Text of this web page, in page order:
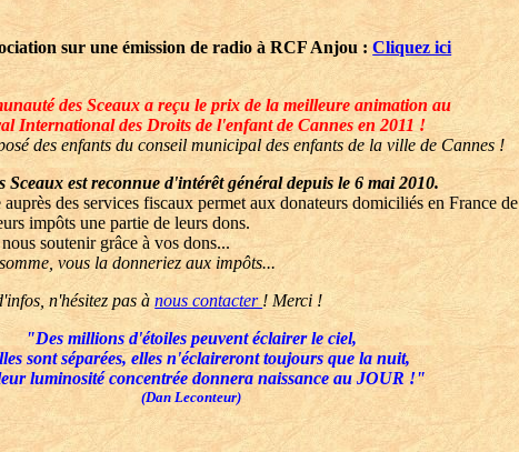
sur une émission de radio à RCF Anjou :Cliquez ici
des Sceaux a reçu le prix de la meilleure animation au
International des Droits de l'enfant de Cannes en 2011 !
des enfants du conseil municipal des enfants de la ville de Cannes !
Sceaux est reconnue d'intérêt général depuis le 6 mai 2010.
auprès des services fiscaux permet aux donateurs domiciliés en France de
impôts une partie de leurs dons.
soutenir grâce à vos dons...
vous la donneriez aux impôts...
n'hésitez pas ànous contacter ! Merci !
"Des millions d'étoiles peuvent éclairer le ciel,
sont séparées, elles n'éclaireront toujours que la nuit,
luminosité concentrée donnera naissance au JOUR !"
(Dan Leconteur)